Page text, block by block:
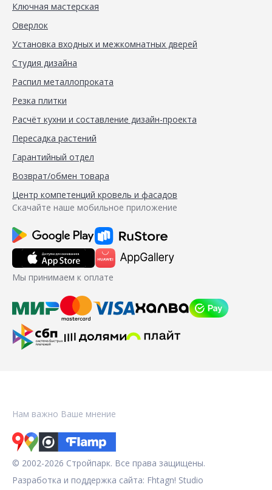
Ключная мастерская
Оверлок
Установка входных и межкомнатных дверей
Студия дизайна
Распил металлопроката
Резка плитки
Расчёт кухни и составление дизайн-проекта
Пересадка растений
Гарантийный отдел
Возврат/обмен товара
Центр компетенций кровель и фасадов
Скачайте наше мобильное приложение
Мы принимаем к оплате
Нам важно Ваше мнение
© 2002-2026 Стройпарк. Все права защищены.
Разработка и поддержка сайта: Fhtagn! Studio